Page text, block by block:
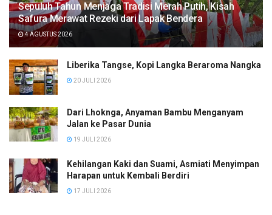
Sepuluh Tahun Menjaga Tradisi Merah Putih, Kisah
Safura Merawat Rezeki dari Lapak Bendera
4 AGUSTUS 2026
Liberika Tangse, Kopi Langka Beraroma Nangka
20 JULI 2026
Dari Lhoknga, Anyaman Bambu Menganyam
Jalan ke Pasar Dunia
19 JULI 2026
Kehilangan Kaki dan Suami, Asmiati Menyimpan
Harapan untuk Kembali Berdiri
17 JULI 2026